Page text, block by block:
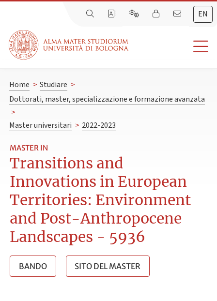
EN
Home > Studiare >
Dottorati, master, specializzazione e formazione avanzata
>
Master universitari > 2022-2023
MASTER IN
Transitions and
Innovations in European
Territories: Environment
and Post-Anthropocene
Landscapes - 5936
BANDO SITO DEL MASTER